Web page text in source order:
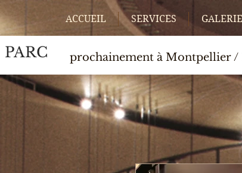
ACCUEIL SERVICES GALERIE
prochainement à Montpellier /